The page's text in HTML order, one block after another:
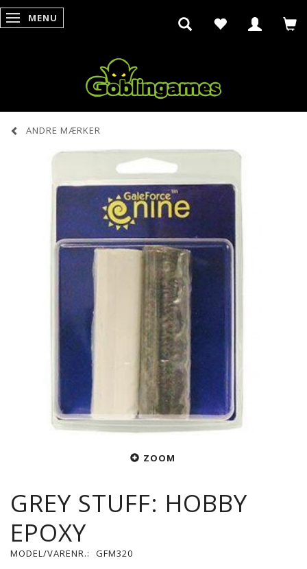
SKIFTE NAVIGATION
MENU
ANDRE MÆRKER
ZOOM
GREY STUFF: HOBBY
EPOXY
MODEL/VARENR.: GFM320